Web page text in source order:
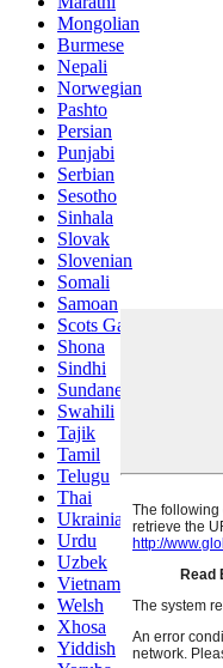
Mongolian
Burmese
Nepali
Norwegian
Pashto
Persian
Punjabi
Serbian
Sesotho
Sinhala
Slovak
Slovenian
Somali
Samoan
Scots Gaelic
Shona
Sindhi
Sundanese
Swahili
Tajik
Tamil
Telugu
Thai
Ukrainian
Urdu
Uzbek
Vietnamese
Welsh
Xhosa
Yiddish